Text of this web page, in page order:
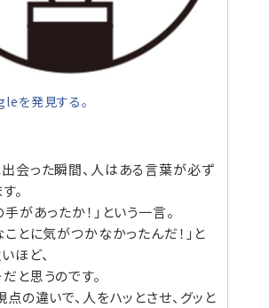
を発見する。
会った瞬間、人はある言葉が必ず
。
手があったか！」という一言。
ことに気がつかなかったんだ！」と
ほど、
と思うのです。
点の違いで、人をハッとさせ、グッと